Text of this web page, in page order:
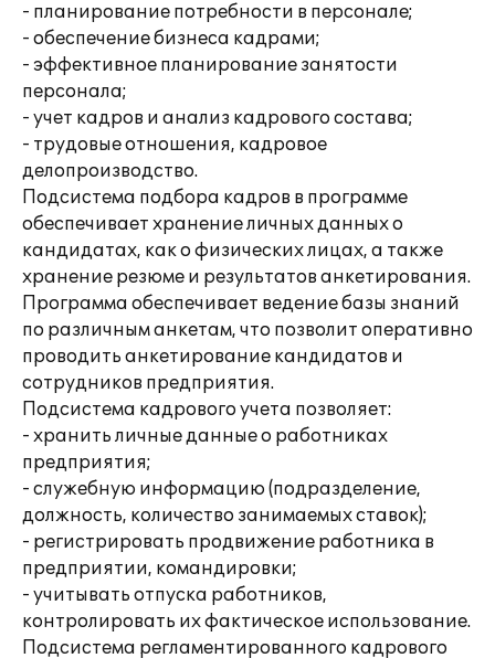
- планирование потребности в персонале;
- обеспечение бизнеса кадрами;
- эффективное планирование занятости
персонала;
- учет кадров и анализ кадрового состава;
- трудовые отношения, кадровое
делопроизводство.
Подсистема подбора кадров в программе
обеспечивает хранение личных данных о
кандидатах, как о физических лицах, а также
хранение резюме и результатов анкетирования.
Программа обеспечивает ведение базы знаний
по различным анкетам, что позволит оперативно
проводить анкетирование кандидатов и
сотрудников предприятия.
Подсистема кадрового учета позволяет:
- хранить личные данные о работниках
предприятия;
- служебную информацию (подразделение,
должность, количество занимаемых ставок);
- регистрировать продвижение работника в
предприятии, командировки;
- учитывать отпуска работников,
контролировать их фактическое использование.
Подсистема регламентированного кадрового